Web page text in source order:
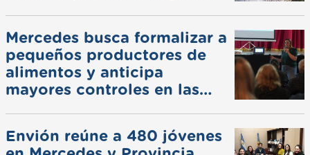
Mercedes busca formalizar a
pequeños productores de
alimentos y anticipa
mayores controles en las
Envión reúne a 480 jóvenes